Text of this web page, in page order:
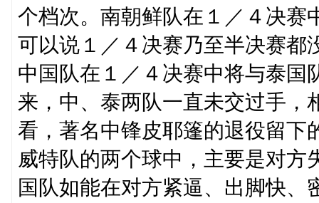
个档次。南朝鲜队在１／４决赛
可以说１／４决赛乃至半决赛都
中国队在１／４决赛中将与泰国
来，中、泰两队一直未交过手，
看，著名中锋皮耶篷的退役留下
威特队的两个球中，主要是对方
国队如能在对方紧逼、出脚快